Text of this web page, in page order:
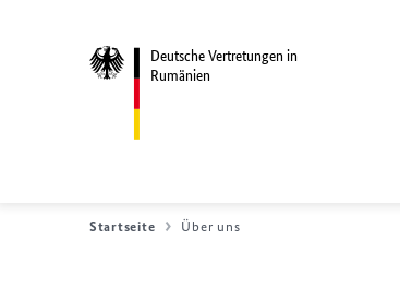
Deutsche Vertretungen in
Rumänien
Startseite Über uns